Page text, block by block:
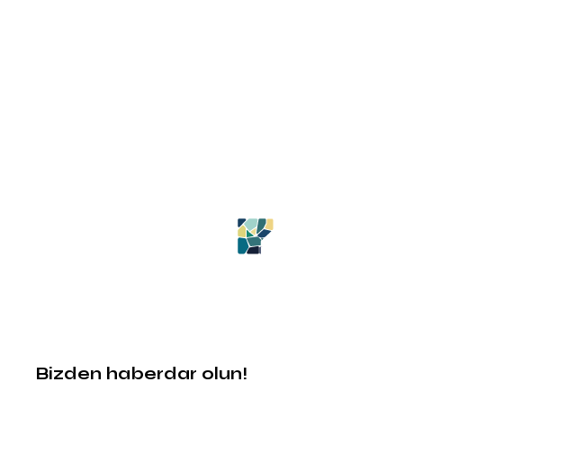
Bizden haberdar olun!